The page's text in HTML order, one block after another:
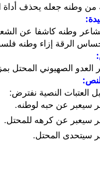
من وطنه جعله يحذف أداة
وطنه كاشفا عن
الرقة إزاء وطنه
العدو الصهيوني المحتل
العتبات النصية نفترض:
سيعبر عن حبه لوطنه.
سيعبر عن كرهه للمحتل.
سيتحدى المحتل.